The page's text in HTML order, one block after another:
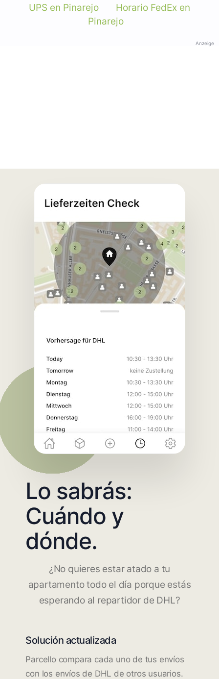
UPS en Pinarejo
Horario FedEx en
Pinarejo
Anzeige
Lo sabrás:
Cuándo y
dónde.
¿No quieres estar atado a tu
apartamento todo el día porque estás
esperando al repartidor de DHL?
Solución actualizada
Parcello compara cada uno de tus envíos
con los envíos de DHL de otros usuarios.